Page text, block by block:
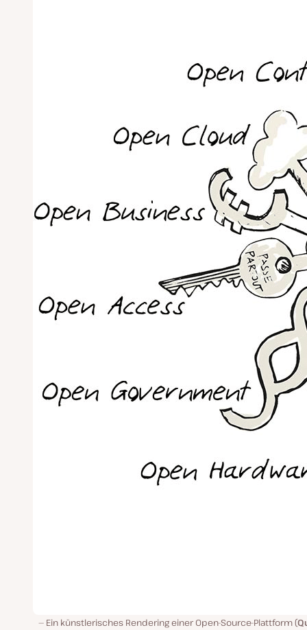
Ein künstlerisches Rendering einer Open-Source-Plattform (